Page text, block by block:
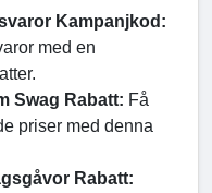
Kampanjkod:
med en
Swag Rabatt: Få
priser med denna
Rabatt: